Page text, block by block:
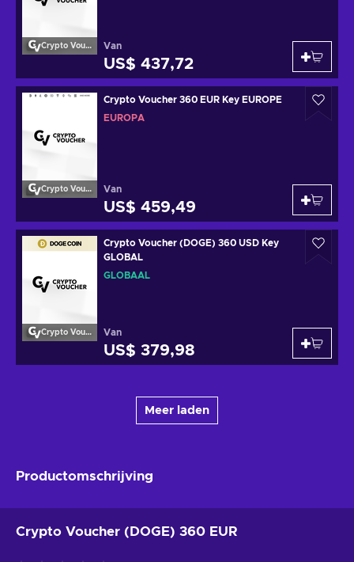
Crypto Voucher Van
US$ 437,72
Crypto Voucher
Crypto Voucher 360 EUR Key EUROPE
EUROPA
Van
US$ 459,49
Crypto Voucher
Crypto Voucher (DOGE) 360 USD Key
GLOBAL
GLOBAAL
Van
US$ 379,98
Meer laden
Productomschrijving
Crypto Voucher (DOGE) 360 EUR